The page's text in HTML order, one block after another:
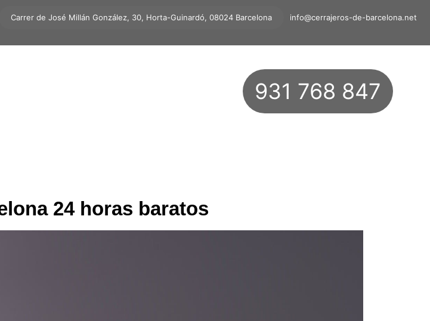
Carrer de José Millán González, 30, Horta-Guinardó, 08024 Barcelona info@cerrajeros-de-barcelona.net
931 768 847
24 horas baratos